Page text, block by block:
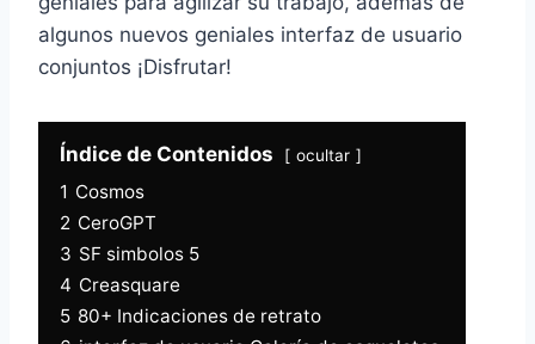
algunos nuevos geniales interfaz de usuario
conjuntos ¡Disfrutar!
Índice de Contenidos ocultar
1 Cosmos
2 CeroGPT
3 SF simbolos 5
4 Creasquare
5 80+ Indicaciones de retrato